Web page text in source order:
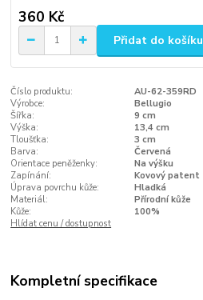
360 Kč
Přidat do košíku
Číslo produktu:
AU-62-359RD
Výrobce:
Bellugio
Šířka:
9 cm
Výška:
13,4 cm
Tloušťka:
3 cm
Barva:
Červená
Orientace peněženky:
Na výšku
Zapínání:
Kovový patent
Úprava povrchu kůže:
Hladká
Materiál:
Přírodní kůže
Kůže:
100%
Hlídat cenu / dostupnost
Kompletní specifikace